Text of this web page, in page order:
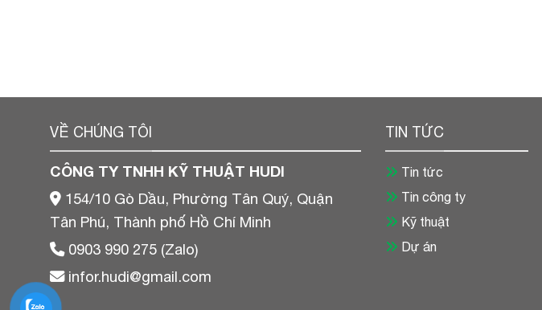
VỀ CHÚNG TÔI
CÔNG TY TNHH KỸ THUẬT HUDI
154/10 Gò Dầu, Phường Tân Quý, Quận
Tân Phú, Thành phố Hồ Chí Minh
0903 990 275 (Zalo)
infor.hudi@gmail.com
TIN TỨC
Tin tức
Tin công ty
Kỹ thuật
Dự án